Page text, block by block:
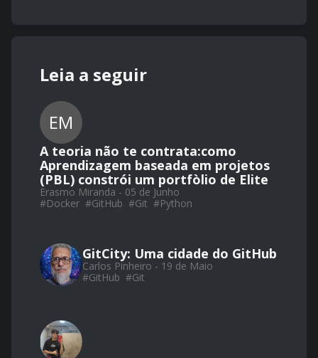
Leia a seguir
EM
A teoria não te contrata:como
Aprendizagem baseada em projetos
(PBL) constrói um portfòlio de Elite
Erasmo Miranda - 05 de Junho
#Docker #GitHub #Git #Python
GitCity: Uma cidade do GitHub
Carlos Pinheiro - 19 de Maio
#GitHub #Git